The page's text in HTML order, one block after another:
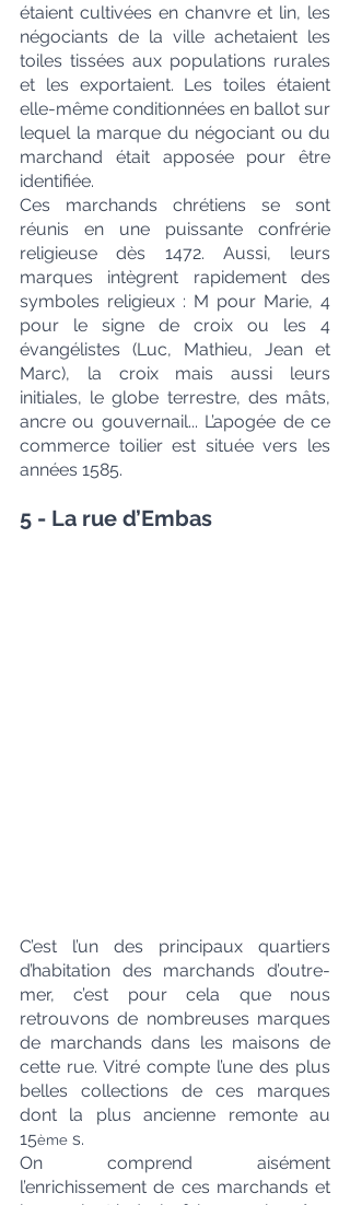
étaient cultivées en chanvre et lin, les
négociants de la ville achetaient les
toiles tissées aux populations rurales
et les exportaient. Les toiles étaient
elle-même conditionnées en ballot sur
lequel la marque du négociant ou du
marchand était apposée pour être
identifiée.
Ces marchands chrétiens se sont
réunis en une puissante confrérie
religieuse dès 1472. Aussi, leurs
marques intègrent rapidement des
symboles religieux : M pour Marie, 4
pour le signe de croix ou les 4
évangélistes (Luc, Mathieu, Jean et
Marc), la croix mais aussi leurs
initiales, le globe terrestre, des mâts,
ancre ou gouvernail... L’apogée de ce
commerce toilier est située vers les
années 1585.
5 - La rue d’Embas
C’est l’un des principaux quartiers
d’habitation des marchands d’outre-
mer, c’est pour cela que nous
retrouvons de nombreuses marques
de marchands dans les maisons de
cette rue. Vitré compte l’une des plus
belles collections de ces marques
dont la plus ancienne remonte au
15ème s.
On comprend aisément
l’enrichissement de ces marchands et